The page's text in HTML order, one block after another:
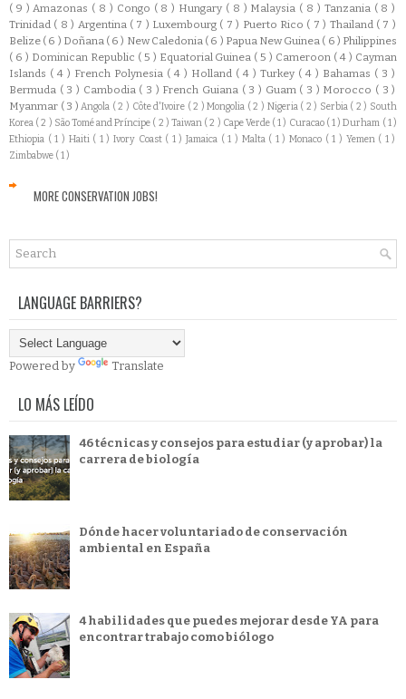
( 9 )Amazonas ( 8 ) Congo ( 8 ) Hungary ( 8 ) Malaysia ( 8 ) Tanzania ( 8 )
Trinidad ( 8 ) Argentina ( 7 ) Luxembourg ( 7 ) Puerto Rico ( 7 ) Thailand ( 7 )
Belize ( 6 ) Doñana ( 6 ) New Caledonia ( 6 ) Papua New Guinea ( 6 ) Philippines
( 6 ) Dominican Republic ( 5 ) Equatorial Guinea ( 5 ) Cameroon ( 4 ) Cayman
Islands ( 4 ) French Polynesia ( 4 ) Holland ( 4 ) Turkey ( 4 ) Bahamas ( 3 )
Bermuda ( 3 ) Cambodia ( 3 ) French Guiana ( 3 ) Guam ( 3 ) Morocco ( 3 )
Myanmar ( 3 )Angola ( 2 ) Côte d'Ivoire ( 2 )Mongolia ( 2 ) Nigeria ( 2 ) Serbia ( 2 ) South
Korea ( 2 ) São Tomé and Príncipe ( 2 ) Taiwan ( 2 ) Cape Verde ( 1 ) Curacao ( 1 )Durham ( 1 )
Ethiopia ( 1 ) Haiti ( 1 ) Ivory Coast ( 1 )Jamaica ( 1 ) Malta ( 1 )Monaco ( 1 ) Yemen ( 1 )
Zimbabwe ( 1 )
MORE CONSERVATION JOBS!
LANGUAGE BARRIERS?
Powered by Translate
LO MÁS LEÍDO
46 técnicas y consejos para estudiar (y aprobar) la
carrera de biología
Dónde hacer voluntariado de conservación
ambiental en España
4 habilidades que puedes mejorar desde YA para
encontrar trabajo como biólogo